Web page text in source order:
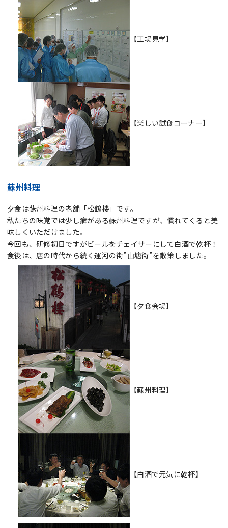
【工場見学】
【楽しい試食コーナー】
蘇州料理
夕食は蘇州料理の老舗「松鶴楼」です。
私たちの味覚では少し癖がある蘇州料理ですが、慣れてくると美
味しくいただけました。
今回も、研修初日ですがビールをチェイサーにして白酒で乾杯！
食後は、唐の時代から続く運河の街”山塘街”を散策しました。
【夕食会場】
【蘇州料理】
【白酒で元気に乾杯】